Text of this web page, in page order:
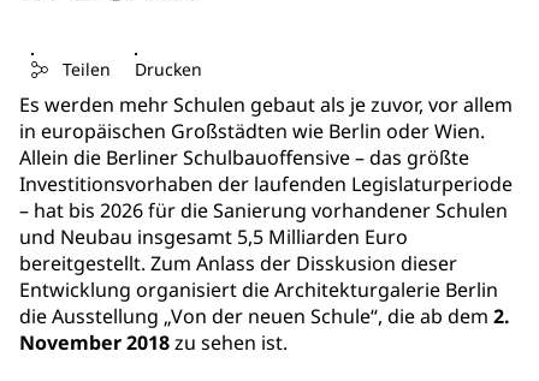
Teilen Drucken
Es werden mehr Schulen gebaut als je zuvor, vor allem
in europäischen Großstädten wie Berlin oder Wien.
Allein die Berliner Schulbauoffensive – das größte
Investitionsvorhaben der laufenden Legislaturperiode
– hat bis 2026 für die Sanierung vorhandener Schulen
und Neubau insgesamt 5,5 Milliarden Euro
bereitgestellt. Zum Anlass der Disskusion dieser
Entwicklung organisiert die Architekturgalerie Berlin
die Ausstellung „Von der neuen Schule“, die ab dem 2.
November 2018zu sehen ist.